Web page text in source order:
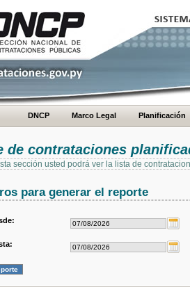
DNCP Marco Legal Planificación
de contrataciones
sección usted podrá ver la lista de
para generar el reporte